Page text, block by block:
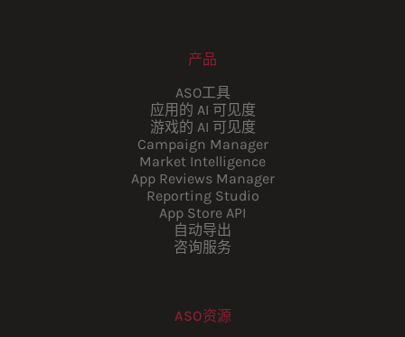
产品
ASO工具
应用的 AI 可见度
游戏的 AI 可见度
Campaign Manager
Market Intelligence
App Reviews Manager
Reporting Studio
App Store API
自动导出
咨询服务
ASO资源